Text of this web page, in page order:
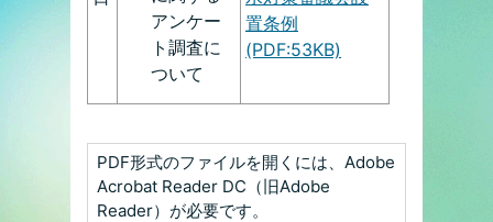
アンケー
ト調査に
ついて
置条例
(PDF:53KB)
PDF形式のファイルを開くには、Adobe
Acrobat Reader DC（旧Adobe
Reader）が必要です。